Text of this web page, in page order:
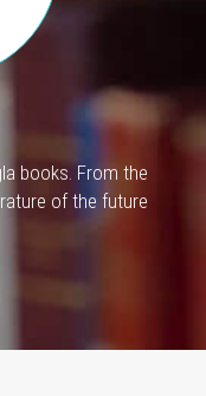
books. From the
of the future